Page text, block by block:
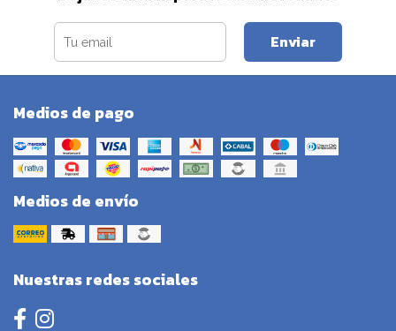
Enviar
Medios de pago
Medios de envío
Nuestras redes sociales